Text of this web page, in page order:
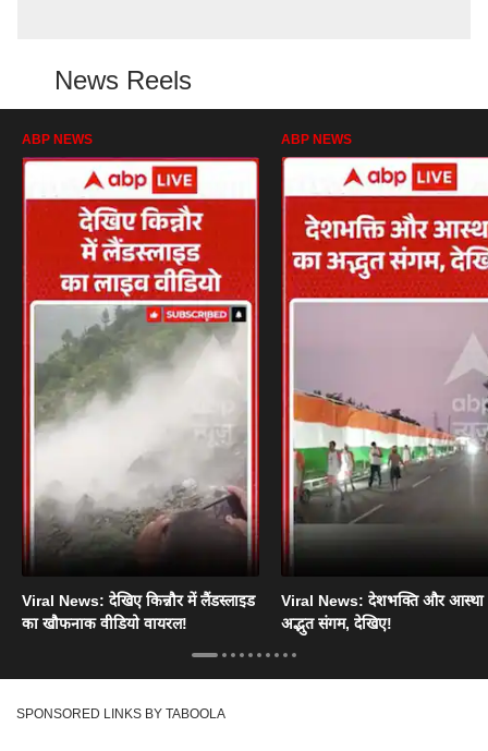
News Reels
ABP NEWS
Viral News: देखिए किन्नौर में लैंडस्लाइड
का खौफनाक वीडियो वायरल!
ABP NEWS
Viral News: देशभक्ति और आस्था
अद्भुत संगम, देखिए!
SPONSORED LINKS BY TABOOLA